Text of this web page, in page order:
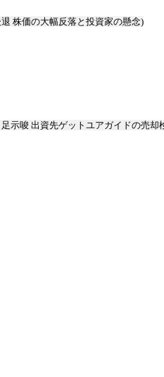
株価の大幅反落と投資家の懸念)
示唆 出資先ゲットユアガイドの売却